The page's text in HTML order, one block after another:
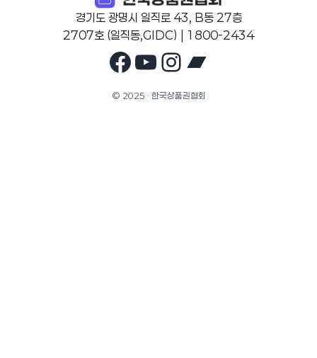
경기도 광명시 일직로 43, B동 27층
2707호 (일직동,GIDC) | 1800-2434
Facebook
YouTube
Instagram
© 2025 · 한국상품권협회